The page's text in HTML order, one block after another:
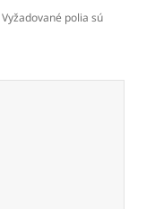
Vyžadované polia sú